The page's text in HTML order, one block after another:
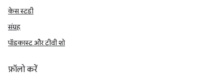
केस स्टडी
संग्रह
पॉडकास्ट और टीवी शो
फ़ॉलो करें